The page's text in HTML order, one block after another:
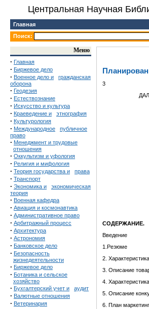
Центральная Научная
Главная
Поиск:
Меню
· Главная
· Биржевое дело
· Военное дело и
гражданская
оборона
· Геодезия
· Естествознание
· Искусство и культура
· Краеведение и этнография
· Культурология
· Международное
публичное
право
· Менеджмент и трудовые
отношения
· Оккультизм и уфология
· Религия и мифология
· Теория государства и права
· Транспорт
· Экономика и
экономическая
теория
· Военная кафедра
· Авиация и космонавтика
· Административное право
· Арбитражный процесс
· Архитектура
· Астрономия
· Банковское дело
· Безопасность
жизнедеятельности
· Биржевое дело
· Ботаника и сельское
хозяйство
· Бухгалтерский учет и аудит
· Валютные отношения
· Ветеринария
3
СОДЕРЖАНИЕ.
Введение
1.Резюме
2.
3. Описание
4.
5. Описание
6. План